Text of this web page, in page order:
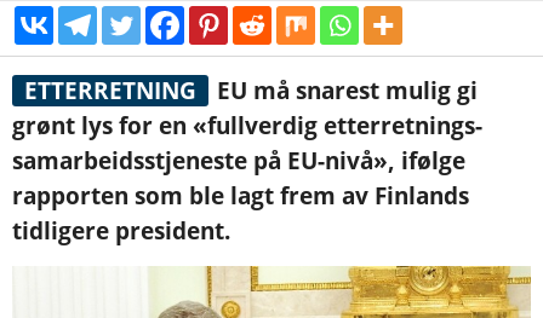
ETTERRETNING
EU må snarest mulig gi
grønt lys for en «fullverdig etterretnings-
samarbeidsstjeneste på EU-nivå», ifølge
rapporten som ble lagt frem av Finlands
tidligere president.